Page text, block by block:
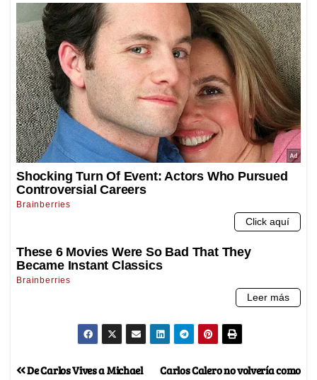
Carlos Calero no volvería como
De Carlos Vives a Michael